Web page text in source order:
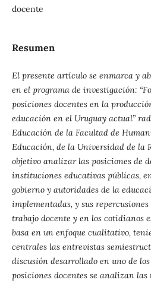
docente
Resumen
El presente artículo se enmarca y
en el programa de investigación:
posiciones docentes en la
educación en el Uruguay actual”
Educación de la Facultad de
Educación, de la Universidad de la
objetivo analizar las posiciones de
instituciones educativas públicas,
gobierno y autoridades de la
implementadas, y sus
trabajo docente y en los cotidianos
basa en un enfoque cualitativo,
centrales las entrevistas
discusión desarrollado en uno de
posiciones docentes se analizan